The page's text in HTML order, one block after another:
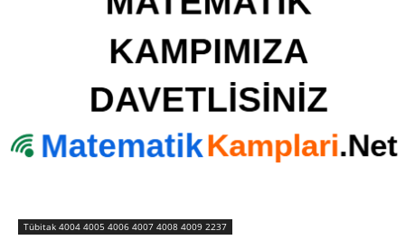
Tübitak 4004 4005 4006 4007 4008 4009 2237